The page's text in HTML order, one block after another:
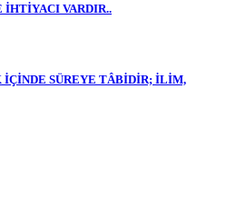
İHTİYACI VARDIR..
SÜREYE TÂBİDİR; İLİM,